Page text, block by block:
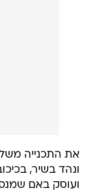
את התכנייה
ונהד בשיר,
ועוסק באם